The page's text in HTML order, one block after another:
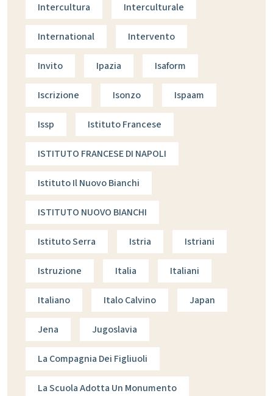
Intercultura Interculturale
International Intervento
Invito Ipazia Isaform
Iscrizione Isonzo Ispaam
Issp Istituto Francese
ISTITUTO FRANCESE DI NAPOLI
Istituto Il Nuovo Bianchi
ISTITUTO NUOVO BIANCHI
Istituto Serra Istria Istriani
Istruzione Italia Italiani
Italiano Italo Calvino Japan
Jena Jugoslavia
La Compagnia Dei Figliuoli
La Scuola Adotta Un Monumento